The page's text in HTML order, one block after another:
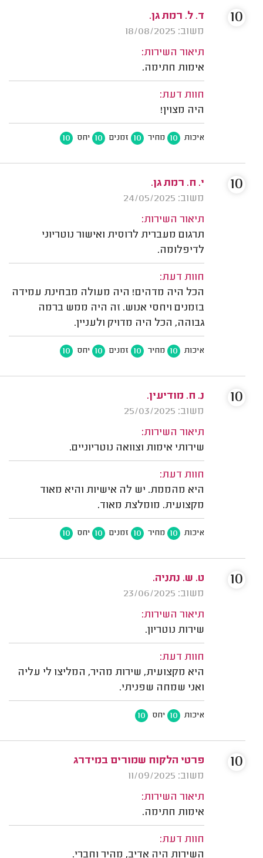
ד. ל. רמת גן.
משוב: 18/08/2025
תיאור השירות:
אימות חתימה.
חוות דעת:
היה מצוין!
איכות 10 מחיר 10 זמנים 10 יחס 10
10
י. ח. רמת גן.
משוב: 24/05/2025
תיאור השירות:
תרגום מעברית לרוסית ואישור נוטריוני
לדיפלומה.
חוות דעת:
הכל היה מדהים! היה מעולה מבחינת עמידה
בזמנים ויחסי אנוש. זה היה ממש ברמה
גבוהה, הכל היה מדויק ולעניין.
איכות 10 מחיר 10 זמנים 10 יחס 10
10
נ. ח. מודיעין.
משוב: 25/03/2025
תיאור השירות:
שירותי אימות וצוואה נוטריוניים.
חוות דעת:
היא מהממת. יש לה אישיות והיא מאוד
מקצועית. מומלצת מאוד.
איכות 10 מחיר 10 זמנים 10 יחס 10
10
ט. ש. נתניה.
משוב: 23/06/2025
תיאור השירות:
שירות נוטריון.
חוות דעת:
היא מקצועית, שירות מהיר, המליצו לי עליה
ואני שמחה שפניתי.
איכות 10 יחס 10
10
פרטי הלקוח שמורים במידרג
משוב: 11/09/2025
תיאור השירות:
אימות חתימה.
חוות דעת:
השירות היה אדיב, מהיר וחברי.
10